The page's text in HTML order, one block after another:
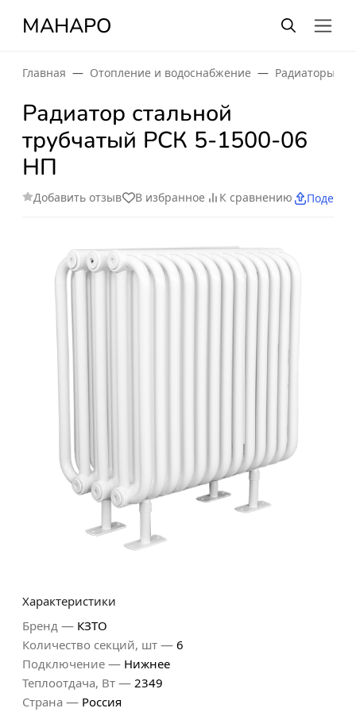
МАНАРО
Главная Отопление и водоснабжение Радиаторы
Радиатор стальной
трубчатый РСК 5-1500-06
НП
Добавить отзыв В избранное К сравнению
Характеристики
Бренд — КЗТО
Количество секций, шт — 6
Подключение — Нижнее
Теплоотдача, Вт — 2349
Страна — Россия